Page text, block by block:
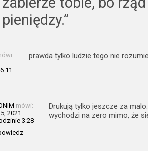
pieniędzy.”
prawda tylko ludzie tego nie
mówi:
2021
3:28
Drukują tylko jeszcze za
wychodzi na zero mimo, że